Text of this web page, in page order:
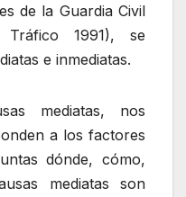
de la Guardia Civil
Tráfico 1991), se
e inmediatas.
mediatas, nos
a los factores
dónde, cómo,
mediatas son